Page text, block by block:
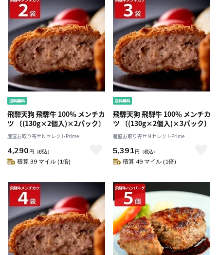
飛騨天狗 飛騨牛 100％ メンチカ
ツ 〔(130g×2個入)×2パック〕
産直お取り寄せＮセレクトPrime
4,290 円 （税込）
積算 39 マイル (1倍)
飛騨天狗 飛騨牛 100％ メンチカ
ツ 〔(130g×2個入)×3パック〕
産直お取り寄せＮセレクトPrime
5,391 円 （税込）
積算 49 マイル (1倍)